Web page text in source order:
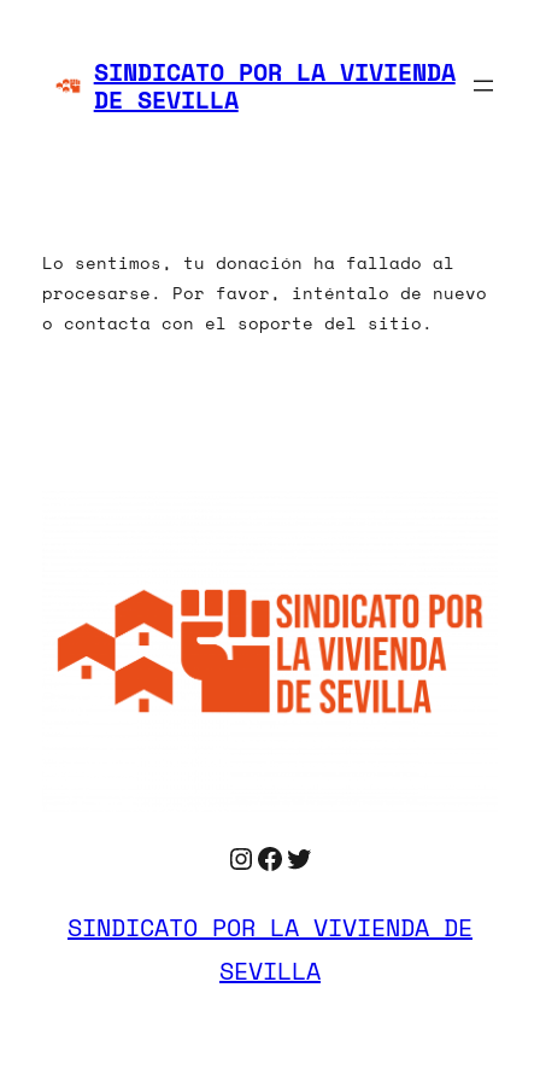
contenidoSINDICATO POR LA VIVIENDA
DE SEVILLA
Lo sentimos, tu donación ha fallado al
procesarse. Por favor, inténtalo de nuevo
o contacta con el soporte del sitio.
Instagram
Facebook
Twitter
SINDICATO POR LA VIVIENDA DE
SEVILLA